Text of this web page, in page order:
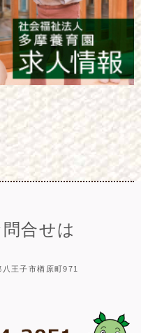
合せは
王子市楢原町971